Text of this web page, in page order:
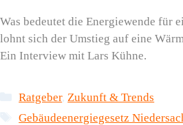
Was bedeutet die Energiewende für
lohnt sich der Umstieg auf eine
Ein Interview mit Lars Kühne.
Kategorien
Ratgeber,Zukunft & Trends
Schlagwörter
Gebäudeenergiegesetz